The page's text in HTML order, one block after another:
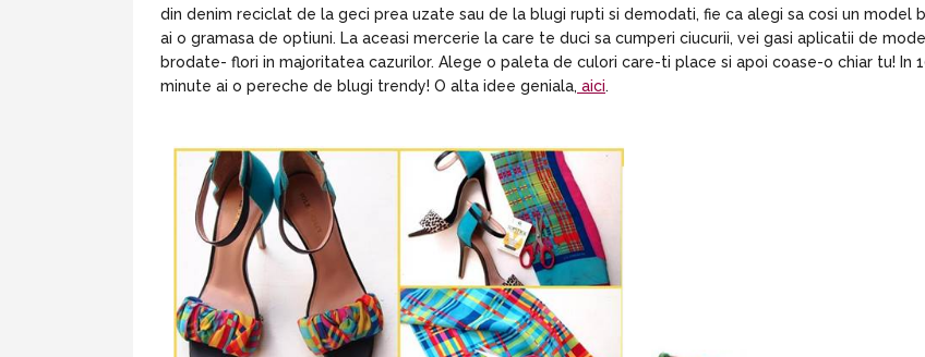
din denim reciclat de la geci prea uzate sau de la blugi rupti si demodati, fie ca alegi sa cosi un model
ai o gramasa de optiuni. La aceasi mercerie la care te duci sa cumperi ciucurii, vei gasi aplicatii de
brodate- flori in majoritatea cazurilor. Alege o paleta de culori care-ti place si apoi coase-o chiar tu! In
minute ai o pereche de blugi trendy! O alta idee geniala, aici.